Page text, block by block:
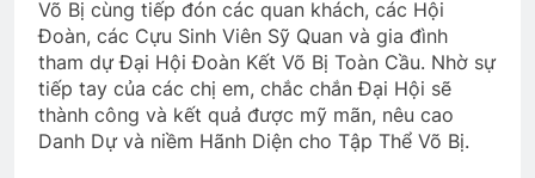
CSVSQ Nguyễn Văn Quý K19
2 Years Ago
Lễ mãn khóaThe Silent Night
Võ Bị cùng tiếp đón các quan khách, các Hội
Đoàn, các Cựu Sinh Viên Sỹ Quan và gia đình
tham dự Đại Hội Đoàn Kết Võ Bị Toàn Cầu. Nhờ sự
tiếp tay của các chị em, chắc chắn Đại Hội sẽ
thành công và kết quả được mỹ mãn, nêu cao
Danh Dự và niềm Hãnh Diện cho Tập Thể Võ Bị.